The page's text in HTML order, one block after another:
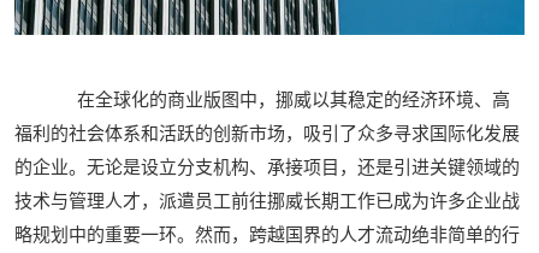
在全球化的商业版图中，挪威以其稳定的经济环境、高
福利的社会体系和活跃的创新市场，吸引了众多寻求国际化发展
的企业。无论是设立分支机构、承接项目，还是引进关键领域的
技术与管理人才，派遣员工前往挪威长期工作已成为许多企业战
略规划中的重要一环。然而，跨越国界的人才流动绝非简单的行